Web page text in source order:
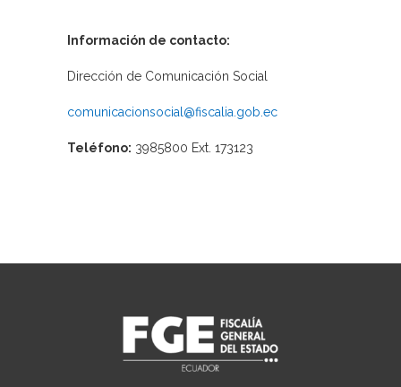
Información de contacto:
Dirección de Comunicación Social
comunicacionsocial@fiscalia.gob.ec
Teléfono: 3985800 Ext. 173123